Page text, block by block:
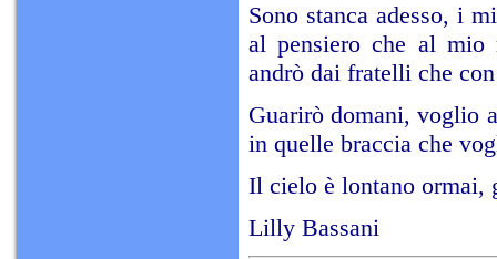
Sono stanca adesso, i
al pensiero che al mio
andrò dai fratelli che
Guarirò domani, voglio
in quelle braccia che
Il cielo è lontano ormai,
Lilly Bassani